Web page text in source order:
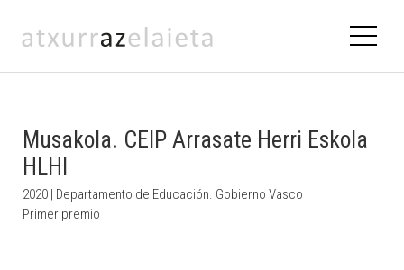
Musakola. CEIP Arrasate Herri Eskola
HLHI
2020 | Departamento de Educación. Gobierno Vasco
Primer premio